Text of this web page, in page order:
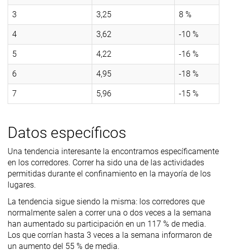
3 3,25 8 %
4 3,62 -10 %
5 4,22 -16 %
6 4,95 -18 %
7 5,96 -15 %
Datos específicos
Una tendencia interesante la encontramos específicamente
en los corredores. Correr ha sido una de las actividades
permitidas durante el confinamiento en la mayoría de los
lugares.
La tendencia sigue siendo la misma: los corredores que
normalmente salen a correr una o dos veces a la semana
han aumentado su participación en un 117 % de media.
Los que corrían hasta 3 veces a la semana informaron de
un aumento del 55 % de media.